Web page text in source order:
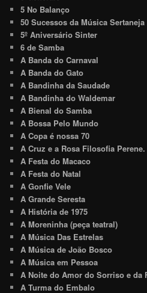
5 No Balanço
50 Sucessos da Música Sertaneja
5º Aniversário Sinter
6 de Samba
A Banda do Carnaval
A Banda do Gato
A Bandinha da Saudade
A Bandinha do Waldemar
A Bienal do Samba
A Bossa Pelo Mundo
A Copa é nossa 70
A Cruz e a Rosa Filosofia
A Festa do Macaco
A Festa do Natal
A Gonfie Vele
A Grande Seresta
A História de 1975
A Moreninha (peça teatral)
A Música Das Estrelas
A Música de João Bosco
A Música em Pessoa
A Noite do Amor do Sorriso e da
A Turma do Embalo